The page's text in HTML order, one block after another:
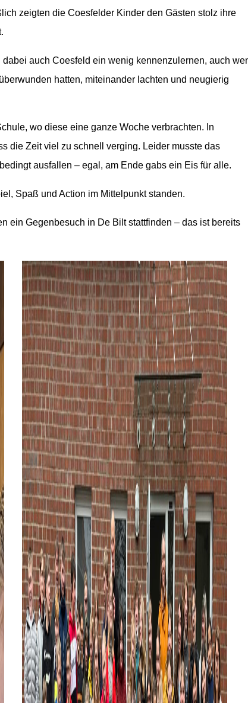
zeigten die Coesfelder Kinder den Gästen stolz ihre
auch Coesfeld ein wenig kennenzulernen, auch
hatten, miteinander lachten und neugierig
wo diese eine ganze Woche verbrachten. In
die Zeit viel zu schnell verging. Leider musste das
ausfallen – egal, am Ende gabs ein Eis für alle.
Spaß und Action im Mittelpunkt standen.
ein Gegenbesuch in De Bilt stattfinden – das ist bereits